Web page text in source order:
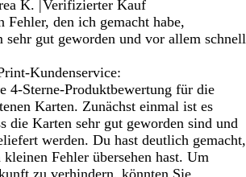
K. |Verifizierter Kauf
Fehler, den ich gemacht habe,
sehr gut geworden und vor allem schnell
Kundenservice:
4-Sterne-Produktbewertung für die
Karten. Zunächst einmal ist es
die Karten sehr gut geworden sind und
werden. Du hast deutlich gemacht,
Fehler übersehen hast. Um
zu verhindern, könnten Sie